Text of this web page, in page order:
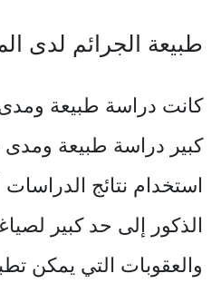
طبيعة الجرائم لدى
كانت دراسة طبيعة
كبير دراسة طبيعة ومدى
استخدام نتائج
الذكور إلى حد كبير
والعقوبات التي يمكن